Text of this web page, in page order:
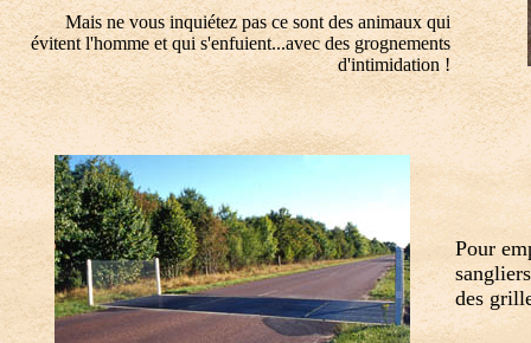
Mais ne vous inquiétez pas ce sont des animaux qui
évitent l'homme et qui s'enfuient...avec des grognements
d'intimidation !
Pour
des